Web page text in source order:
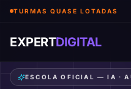
TURMAS QUASE LOTADAS
EXPERTDIGITAL
ESCOLA OFICIAL — IA ·